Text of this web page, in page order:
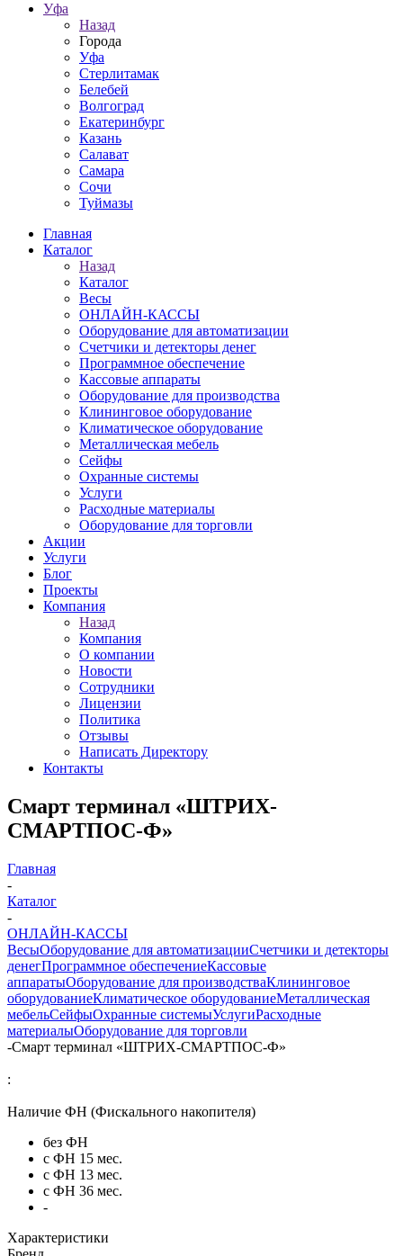
Уфа
Назад
Города
Уфа
Стерлитамак
Белебей
Волгоград
Екатеринбург
Казань
Салават
Самара
Сочи
Туймазы
Главная
Каталог
Назад
Каталог
Весы
ОНЛАЙН-КАССЫ
Оборудование для автоматизации
Счетчики и детекторы денег
Программное обеспечение
Кассовые аппараты
Оборудование для производства
Клининговое оборудование
Климатическое оборудование
Металлическая мебель
Сейфы
Охранные системы
Услуги
Расходные материалы
Оборудование для торговли
Акции
Услуги
Блог
Проекты
Компания
Назад
Компания
О компании
Новости
Сотрудники
Лицензии
Политика
Отзывы
Написать Директору
Контакты
Смарт терминал «ШТРИХ-
СМАРТПОС-Ф»
Главная
-
Каталог
-
ОНЛАЙН-КАССЫ
ВесыОборудование для автоматизацииСчетчики и детекторы
денегПрограммное обеспечениеКассовые
аппаратыОборудование для производстваКлининговое
оборудованиеКлиматическое оборудованиеМеталлическая
мебельСейфыОхранные системыУслугиРасходные
материалыОборудование для торговли
-Смарт терминал «ШТРИХ-СМАРТПОС-Ф»
:
Наличие ФН (Фискального накопителя)
без ФН
с ФН 15 мес.
с ФН 13 мес.
с ФН 36 мес.
-
Характеристики